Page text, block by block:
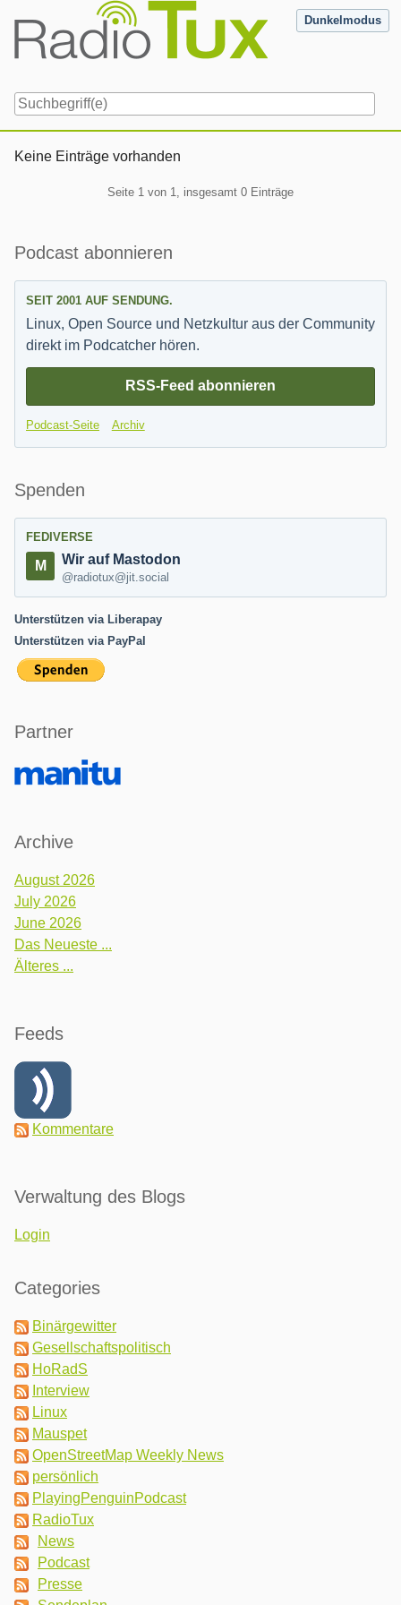
content
Dunkelmodus
Keine Einträge vorhanden
Seite 1 von 1, insgesamt 0 Einträge
Seitenleiste
Podcast abonnieren
SEIT 2001 AUF SENDUNG.
Linux, Open Source und Netzkultur aus der Community
direkt im Podcatcher hören.
RSS-Feed abonnieren
Podcast-Seite Archiv
Spenden
FEDIVERSE
Wir auf Mastodon
@radiotux@jit.social
Unterstützen via Liberapay
Unterstützen via PayPal
Partner
Archive
August 2026
July 2026
June 2026
Das Neueste ...
Älteres ...
Feeds
Kommentare
Verwaltung des Blogs
Login
Categories
Binärgewitter
Gesellschaftspolitisch
HoRadS
Interview
Linux
Mauspet
OpenStreetMap Weekly News
persönlich
PlayingPenguinPodcast
RadioTux
News
Podcast
Presse